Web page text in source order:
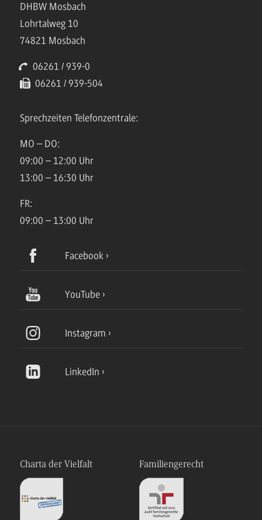
DHBW Mosbach
Lohrtalweg 10
74821 Mosbach
06261 / 939-0
06261 / 939-504
Sprechzeiten Telefonzentrale:
MO – DO:
09:00 – 12:00 Uhr
13:00 – 16:30 Uhr
FR:
09:00 – 13:00 Uhr
Facebook
YouTube
Instagram
LinkedIn
Charta der Vielfalt Familiengerecht